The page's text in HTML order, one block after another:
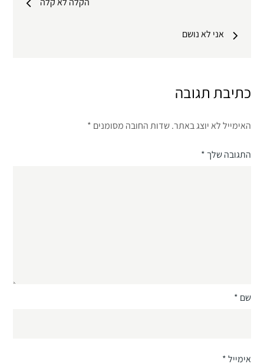
אני לא נושם
כתיבת תגובה
האימייל לא יוצג באתר. שדות החובה מסומנים *
התגובה שלך*
שם *
אימייל*